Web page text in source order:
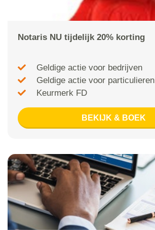
Notaris NU tijdelijk 20% korting
Geldige actie voor bedrijven
Geldige actie voor particulieren
Keurmerk FD
BEKIJK & BOEK